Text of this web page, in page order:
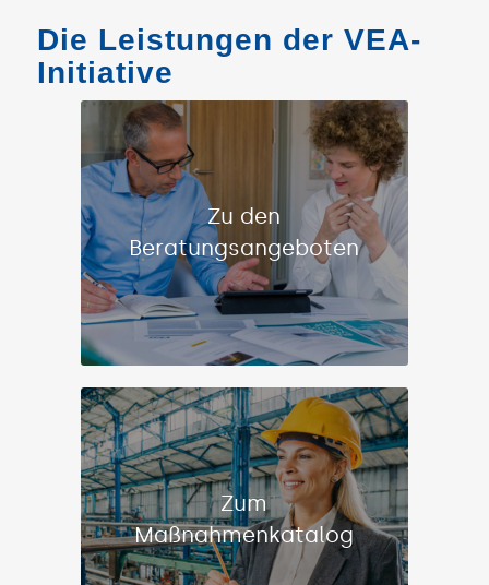
Die Leistungen der VEA-
Initiative
Zu den
Beratungsangeboten
Zum
Maßnahmenkatalog